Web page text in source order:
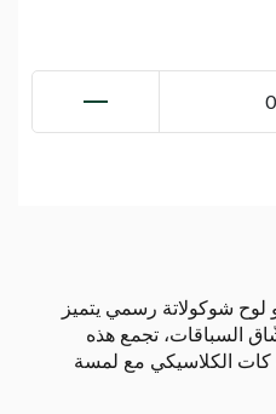
0
آيكون إف 1 29غ هو لوح شوكولاتة رسمي يتميز
لعشّاق السباقات، تجمع هذه
مذاق كيت كات الكلاسيكي مع لمسة